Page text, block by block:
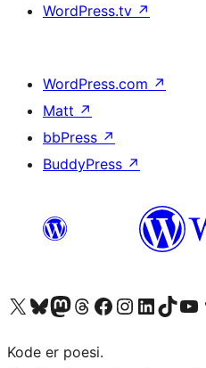
WordPress.tv ↗
WordPress.com ↗
Matt ↗
bbPress ↗
BuddyPress ↗
Besøg vores X (tidligere Twitter) konto
Besøg vores Bluesky-konto
Besøg vores Mastodon konto
Besøg vores Threads-konto
Besøg vores Facebook sideBesøg vores Instagram konto
Besøg vores LinkedIn konto
Besøg vores TikTok-
Besøg vores
Kode er poesi.